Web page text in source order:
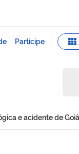
e acidente de